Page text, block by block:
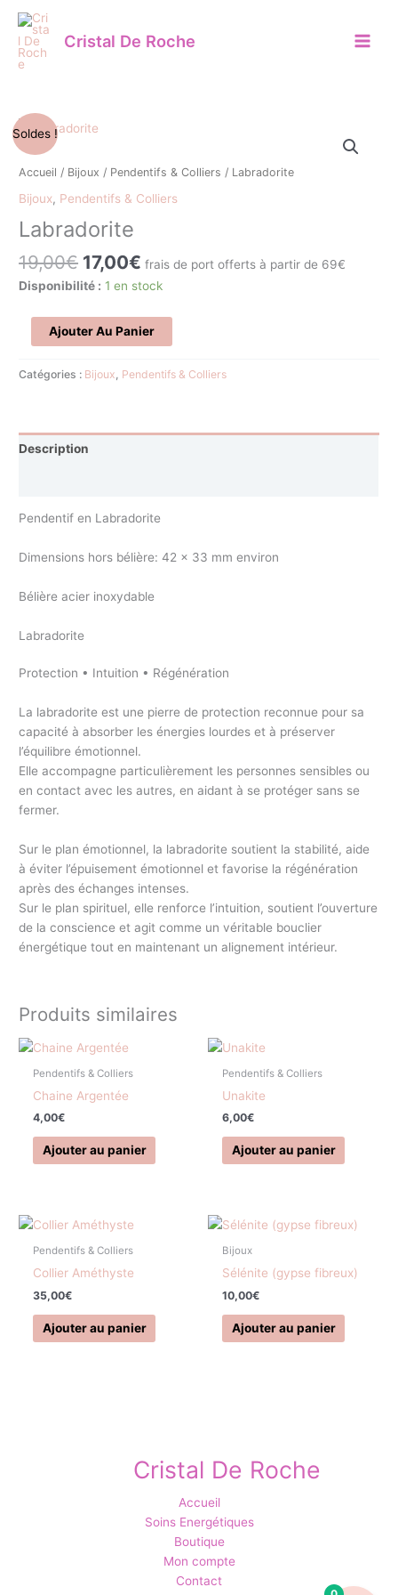
contenu
Cristal De Roche
Soldes !
Accueil / Bijoux / Pendentifs & Colliers / Labradorite
Bijoux, Pendentifs & Colliers
Labradorite
19,00€
Le
initial
19,00€.
17,00€
actuel
17,00€.
frais de port offerts à partir de 69€
Disponibilité : 1 en stock
quantité
de
Labradorite
Ajouter Au Panier
Catégories : Bijoux Pendentifs & Colliers
Description
Pendentif en Labradorite
Dimensions hors bélière: 42 x 33 mm environ
Bélière acier inoxydable
Labradorite
Protection • Intuition • Régénération
La labradorite est une pierre de protection reconnue pour sa
capacité à absorber les énergies lourdes et à préserver
l’équilibre émotionnel.
Elle accompagne particulièrement les personnes sensibles ou
en contact avec les autres, en aidant à se protéger sans se
fermer.
Sur le plan émotionnel, la labradorite soutient la stabilité, aide
à éviter l’épuisement émotionnel et favorise la régénération
après des échanges intenses.
Sur le plan spirituel, elle renforce l’intuition, soutient l’ouverture
de la conscience et agit comme un véritable bouclier
énergétique tout en maintenant un alignement intérieur.
Produits similaires
Pendentifs & Colliers
Chaine Argentée
4,00€
Ajouter au panier
Pendentifs & Colliers
Unakite
6,00€
Ajouter au panier
Pendentifs & Colliers
Collier Améthyste
35,00€
Ajouter au panier
Bijoux
Sélénite (gypse fibreux)
10,00€
Ajouter au panier
Cristal De Roche
Accueil
Soins Energétiques
Boutique
Mon compte
Contact